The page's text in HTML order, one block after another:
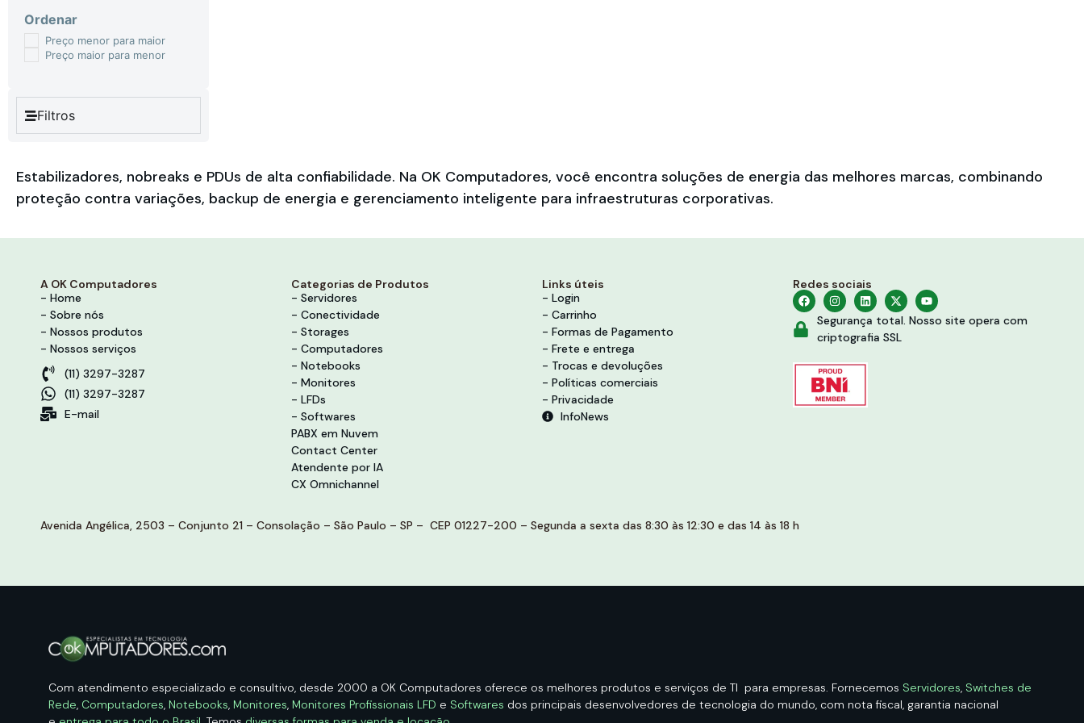
Ordenar
Preço menor para maior
Preço maior para menor
Filtros
Estabilizadores, nobreaks e PDUs de alta confiabilidade. Na OK Computadores, você encontra soluções de energia das melhores marcas, combinando
proteção contra variações, backup de energia e gerenciamento inteligente para infraestruturas corporativas.
A OK Computadores
- Home
- Sobre nós
- Nossos produtos
- Nossos serviços
(11) 3297-3287
(11) 3297-3287
E-mail
Categorias de Produtos
- Servidores
- Conectividade
- Storages
- Computadores
- Notebooks
- Monitores
- LFDs
- Softwares
PABX em Nuvem
Contact Center
Atendente por IA
CX Omnichannel
Links úteis
- Login
- Carrinho
- Formas de Pagamento
- Frete e entrega
- Trocas e devoluções
- Políticas comerciais
- Privacidade
InfoNews
Redes sociais
Segurança total. Nosso site opera com
criptografia SSL
Avenida Angélica, 2503 – Conjunto 21 – Consolação – São Paulo – SP – CEP 01227-200 – Segunda a sexta das 8:30 às 12:30 e das 14 às 18 h
Com atendimento especializado e consultivo, desde 2000 a OK Computadores oferece os melhores produtos e serviços de TI para empresas. Fornecemos Servidores, Switches de
Rede, Computadores, Notebooks, Monitores, Monitores Profissionais LFD e Softwares dos principais desenvolvedores de tecnologia do mundo, com nota fiscal, garantia nacional